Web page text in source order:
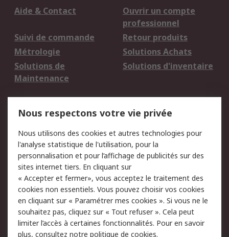
Aide & Contact
Ouvrir un compte
professionnel
Suivi de commande
Retour produits
Métrologie
Solutions Achats
Solutions de
Maintenance
Solutions d'inventaire
du site
Politique de protection
des données - Mise à
jour
Sécurité des E-mails
Conditions générales
de vente
Politique anti-
corruption
Campagnes marketing
Nous respectons votre vie privée
Nous utilisons des cookies et autres technologies pour
l'analyse statistique de l'utilisation, pour la
personnalisation et pour l’affichage de publicités sur des
sites internet tiers. En cliquant sur
« Accepter et fermer», vous acceptez le traitement des
cookies non essentiels. Vous pouvez choisir vos cookies
en cliquant sur « Paramétrer mes cookies ». Si vous ne le
souhaitez pas, cliquez sur « Tout refuser ». Cela peut
limiter l’accès à certaines fonctionnalités. Pour en savoir
plus, consultez notre politique de cookies.